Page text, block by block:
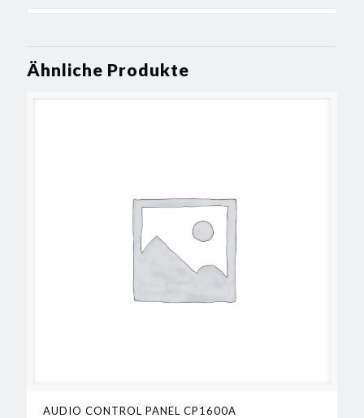
Ähnliche Produkte
AUDIO CONTROL PANEL CP1600A